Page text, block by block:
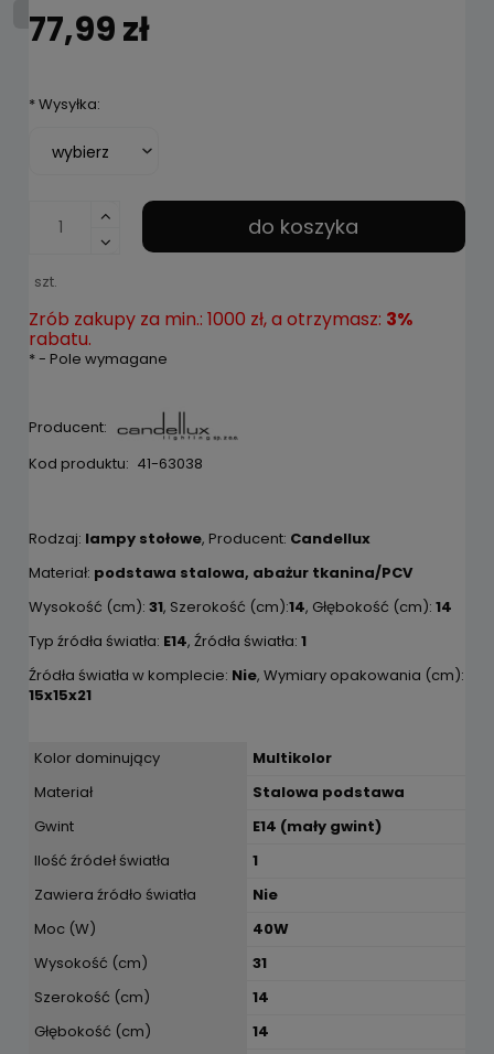
77,99 zł
*Wysyłka:
szt.
do koszyka
Zrób zakupy za min.: 1000 zł, a otrzymasz: 3%
rabatu.
*- Pole wymagane
Producent:
Kod produktu: 41-63038
Rodzaj: lampy stołowe, Producent: Candellux
Materiał: podstawa stalowa, abażur tkanina/PCV
Wysokość (cm): 31, Szerokość (cm):14, Głębokość (cm): 14
Typ źródła światła: E14, Źródła światła: 1
Źródła światła w komplecie: Nie, Wymiary opakowania (cm):
15x15x21
Kolor dominujący
Multikolor
Materiał
Stalowa podstawa
Gwint
E14 (mały gwint)
Ilość źródeł światła
1
Zawiera źródło światła
Nie
Moc (W)
40W
Wysokość (cm)
31
Szerokość (cm)
14
Głębokość (cm)
14